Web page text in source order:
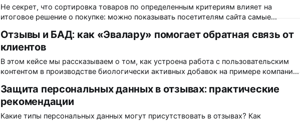
поисковых системах. Поисковые алгоритмы учитывают социальные сигналы как
один из
Не секрет, что сортировка товаров по определенным критериям влияет на
итоговое решение о покупке: можно показывать посетителям сайта самые
ли тот же принцип при сортировке отзывов? Рассказываем в статье. Вы наверняка
встречали в крупных интернет-магазинах или на маркетплейсах систему
фильтров
Отзывы и БАД: как «Эвалару» помогает обратная связь от
клиентов
В этом кейсе мы рассказываем о том, как устроена работа с пользовательским
контентом в производстве биологически активных добавок на примере компании
препаратов и биодобавок по международному стандарту качества GMP*. Товары
компании продаются в аптечных сетях, интернет-магазинах, а также на
собственных ресурсах — в онлайн-магазине и
Защита персональных данных в отзывах: практические
рекомендации
Какие типы персональных данных могут присутствовать в отзывах? Как